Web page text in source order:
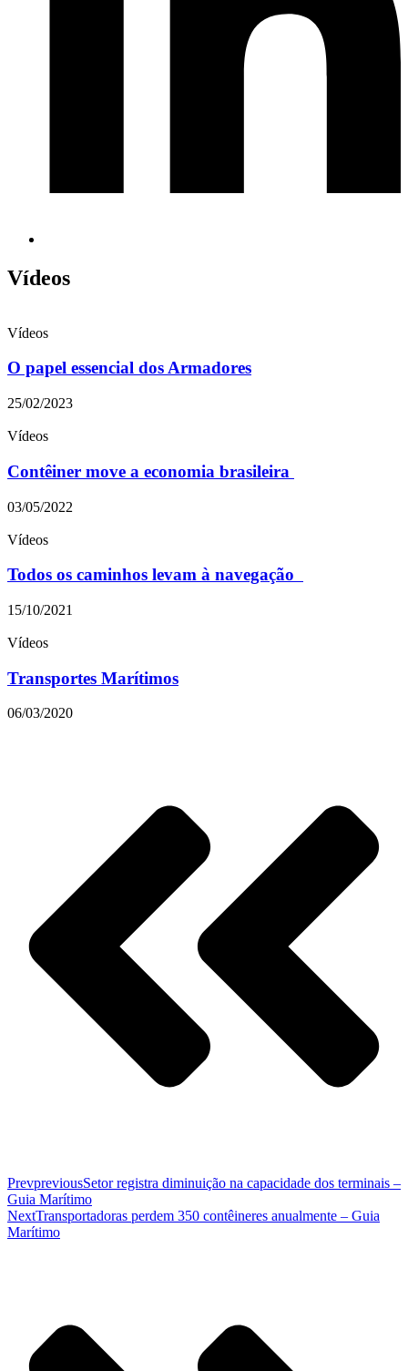
Vídeos
Vídeos
O papel essencial dos Armadores
25/02/2023
Vídeos
Contêiner move a economia brasileira
03/05/2022
Vídeos
Todos os caminhos levam à navegação
15/10/2021
Vídeos
Transportes Marítimos
06/03/2020
PrevpreviousSetor registra diminuição na capacidade dos terminais –
Guia Marítimo
NextTransportadoras perdem 350 contêineres anualmente – Guia
Marítimo